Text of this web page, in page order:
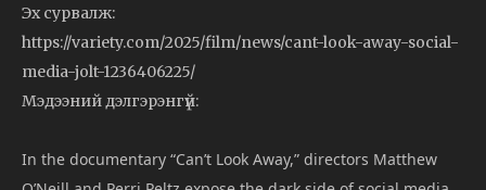
Эх сурвалж:
https://variety.com/2025/film/news/cant-look-away-social-
media-jolt-1236406225/
Мэдээний дэлгэрэнгүй:
In the documentary “Can’t Look Away,” directors Matthew